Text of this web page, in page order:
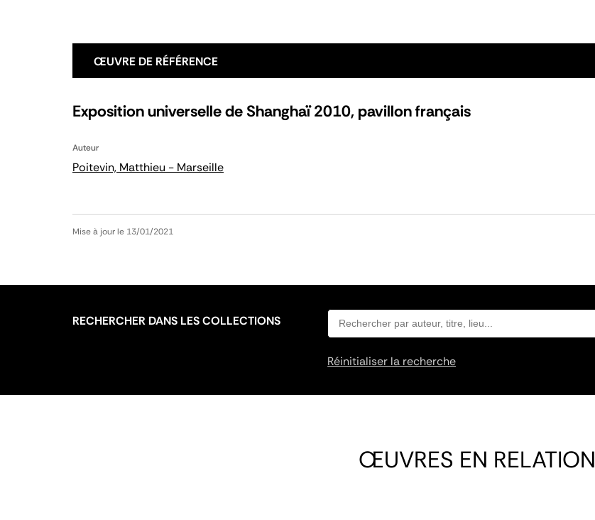
ŒUVRE DE RÉFÉRENCE
Exposition universelle de Shanghaï 2010, pavillon français
Auteur
Poitevin, Matthieu - Marseille
Mise à jour le 13/01/2021
RECHERCHER DANS LES COLLECTIONS
Réinitialiser la recherche
ŒUVRES EN RELATION